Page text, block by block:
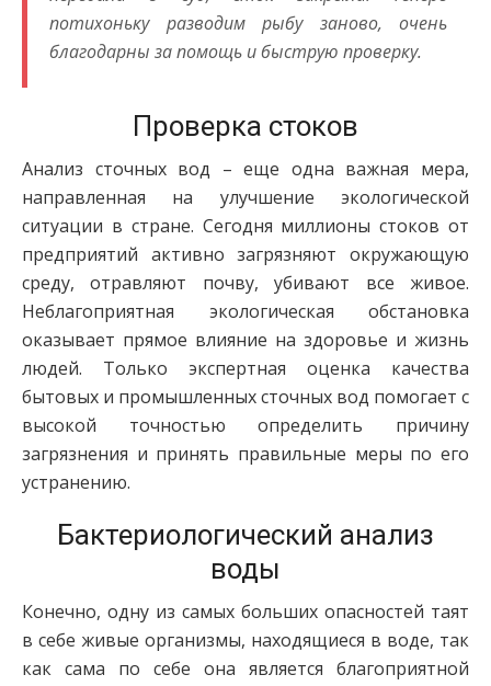
потихоньку разводим рыбу заново, очень
благодарны за помощь и быструю проверку.
Проверка стоков
Анализ сточных вод – еще одна важная мера,
направленная на улучшение экологической
ситуации в стране. Сегодня миллионы стоков от
предприятий активно загрязняют окружающую
среду, отравляют почву, убивают все живое.
Неблагоприятная экологическая обстановка
оказывает прямое влияние на здоровье и жизнь
людей. Только экспертная оценка качества
бытовых и промышленных сточных вод помогает с
высокой точностью определить причину
загрязнения и принять правильные меры по его
устранению.
Бактериологический анализ
воды
Конечно, одну из самых больших опасностей таят
в себе живые организмы, находящиеся в воде, так
как сама по себе она является благоприятной